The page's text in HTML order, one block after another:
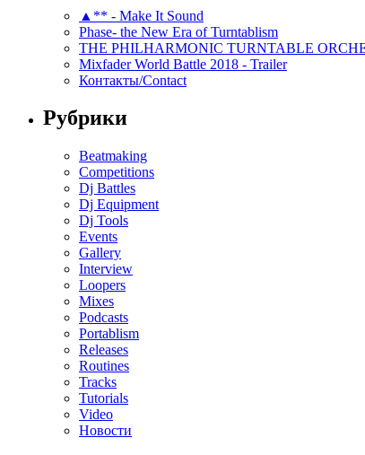
▲** - Make It Sound
Phase- the New Era of Turntablism
THE PHILHARMONIC TURNTABLE
Mixfader World Battle 2018 - Trailer
Контакты/Contact
Рубрики
Beatmaking
Competitions
Dj Battles
Dj Equipment
Dj Tools
Events
Gallery
Interview
Loopers
Mixes
Podcasts
Portablism
Releases
Routines
Tracks
Tutorials
Video
Новости